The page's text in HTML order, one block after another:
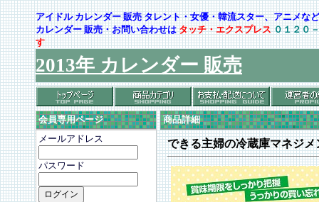
アイドル カレンダー 販売 タレント・女優・韓流スター、アニメ
カレンダー 販売・お問い合わせはタッチ・エクスプレス ０１２０
す
2013年 カレンダー 販売
会員専用ページ
メールアドレス
パスワード
商品詳細
できる主婦の冷蔵庫マネジ